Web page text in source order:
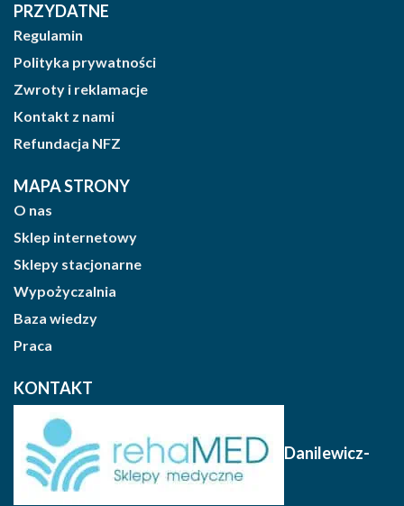
PRZYDATNE
Regulamin
Polityka prywatności
Zwroty i reklamacje
Kontakt z nami
Refundacja NFZ
MAPA STRONY
O nas
Sklep internetowy
Sklepy stacjonarne
Wypożyczalnia
Baza wiedzy
Praca
KONTAKT
Danilewicz-